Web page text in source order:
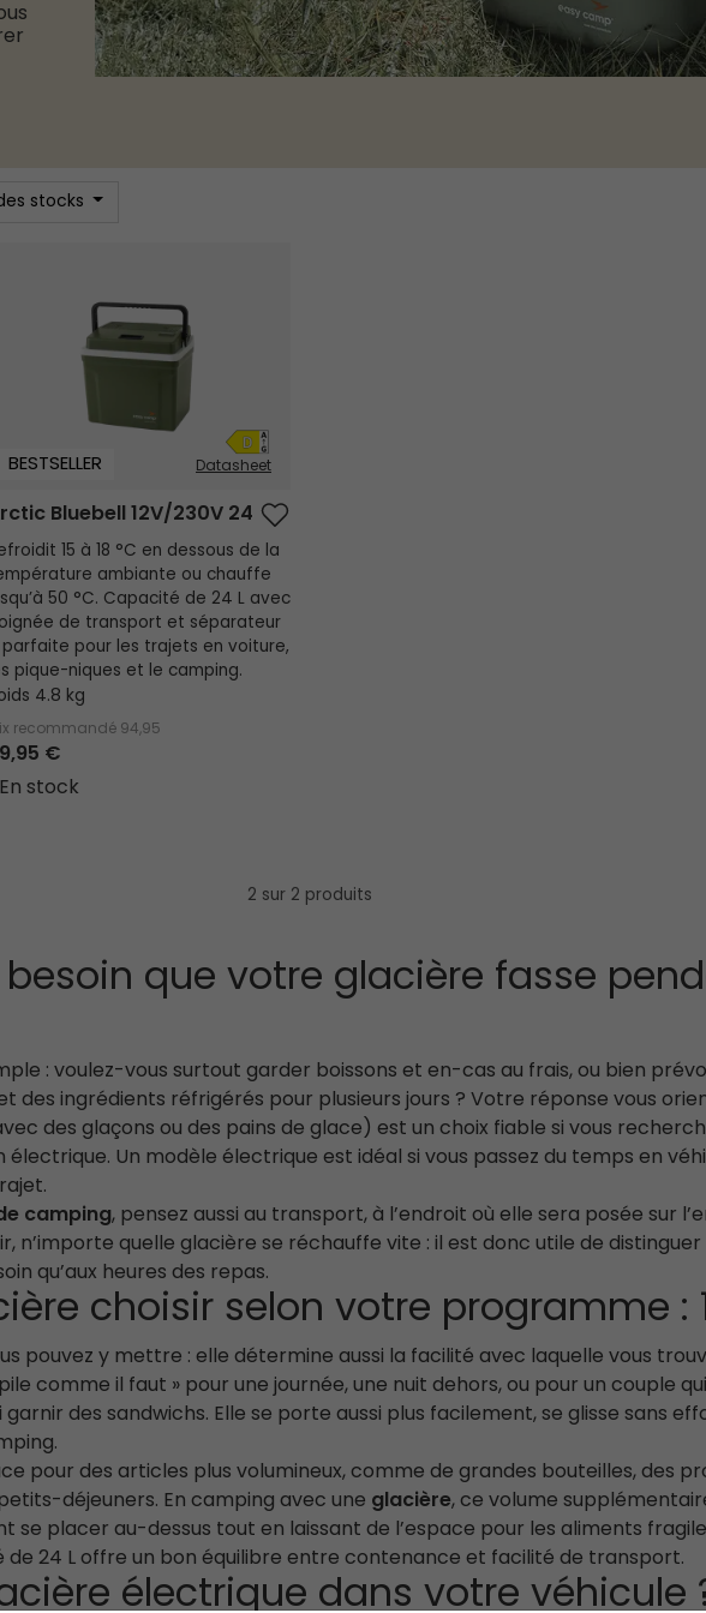
stocks
Datasheet
BESTSELLER
Bluebell​ 12V/230V 24
15 à 18 °C en dessous de la
ambiante ou chauffe
50 °C. Capacité de 24 L avec
de transport et séparateur
pour les trajets en voiture,
pique-niques et le camping.
4.8 kg
recommandé94,95
€
En stock
2 sur 2 produits
que votre glacière fasse
: voulez-vous surtout garder boissons et en-cas au frais, ou bien
des ingrédients réfrigérés pour plusieurs jours ? Votre réponse vous
des glaçons ou des pains de glace) est un choix fiable si vous
Un modèle électrique est idéal si vous passez du temps en
camping, pensez aussi au transport, à l’endroit où elle sera posée sur
n’importe quelle glacière se réchauffe vite : il est donc utile de
qu’aux heures des repas.
choisir selon votre programme :
pouvez y mettre : elle détermine aussi la facilité avec laquelle vous
comme il faut » pour une journée, une nuit dehors, ou pour un couple
des sandwichs. Elle se porte aussi plus facilement, se glisse sans
pour des articles plus volumineux, comme de grandes bouteilles, des
déjeuners. En camping avec une glacière, ce volume
se placer au-dessus tout en laissant de l’espace pour les aliments
24 L offre un bon équilibre entre contenance et facilité de transport.
électrique dans votre véhicule